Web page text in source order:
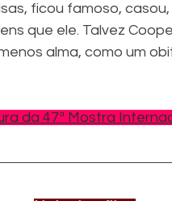
ficou famoso,
que ele. Talvez
alma, como um
da 47ª Mostra